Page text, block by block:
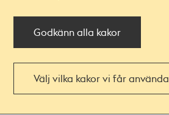
Godkänn alla kakor
Välj vilka kakor vi får använda